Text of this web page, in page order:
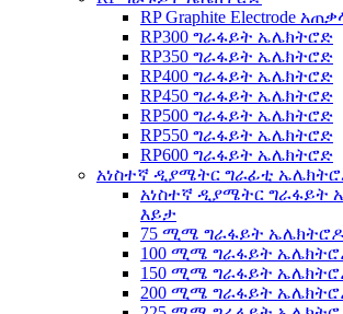
RP Graphite Electrode
RP300 ግራፋይት ኤሌክትሮድ
RP350 ግራፋይት ኤሌክትሮድ
RP400 ግራፋይት ኤሌክትሮድ
RP450 ግራፋይት ኤሌክትሮድ
RP500 ግራፋይት ኤሌክትሮድ
RP550 ግራፋይት ኤሌክትሮድ
RP600 ግራፋይት ኤሌክትሮድ
አነስተኛ ዲያሜትር ግራፊቲ
አነስተኛ ዲያሜትር ግራፋይት
እይታ
75 ሚሜ ግራፋይት
100 ሚሜ ግራፋይት
150 ሚሜ ግራፋይት
200 ሚሜ ግራፋይት